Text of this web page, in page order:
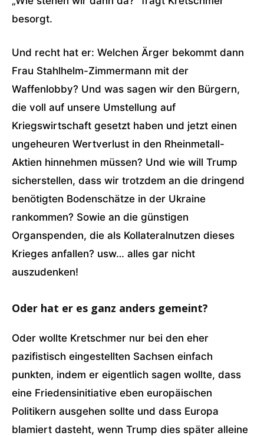
besorgt.
Und recht hat er: Welchen Ärger bekommt dann
Frau Stahlhelm-Zimmermann mit der
Waffenlobby? Und was sagen wir den Bürgern,
die voll auf unsere Umstellung auf
Kriegswirtschaft gesetzt haben und jetzt einen
ungeheuren Wertverlust in den Rheinmetall-
Aktien hinnehmen müssen? Und wie will Trump
sicherstellen, dass wir trotzdem an die dringend
benötigten Bodenschätze in der Ukraine
rankommen? Sowie an die günstigen
Organspenden, die als Kollateralnutzen dieses
Krieges anfallen? usw… alles gar nicht
auszudenken!
Oder hat er es ganz anders gemeint?
Oder wollte Kretschmer nur bei den eher
pazifistisch eingestellten Sachsen einfach
punkten, indem er eigentlich sagen wollte, dass
eine Friedensinitiative eben europäischen
Politikern ausgehen sollte und dass Europa
blamiert dasteht, wenn Trump dies später alleine